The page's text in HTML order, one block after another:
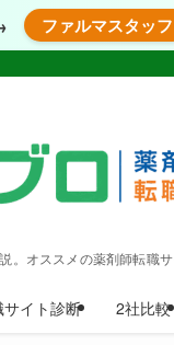
ファルマスタッフ
オススメの薬剤師転職
サイト診断 2社比較